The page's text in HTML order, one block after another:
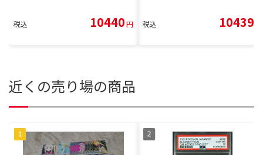
税込 10440円 税込 10439
近くの売り場の商品